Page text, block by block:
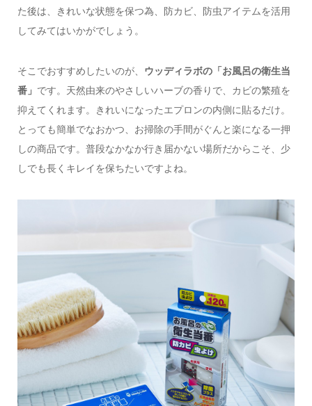
た後は、きれいな状態を保つ為、防カビ、防虫アイテムを活用
してみてはいかがでしょう。
そこでおすすめしたいのが、 ウッディラボの「お風呂の衛生当
番」 です。天然由来のやさしいハーブの香りで、カビの繁殖を
抑えてくれます。きれいになったエプロンの内側に貼るだけ。
とっても簡単でなおかつ、お掃除の手間がぐんと楽になる一押
しの商品です。普段なかなか行き届かない場所だからこそ、少
しでも長くキレイを保ちたいですよね。